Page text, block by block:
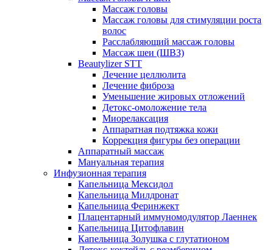
Массаж головы
Массаж головы для стимуляции роста
волос
Расслабляющий массаж головы
Массаж шеи (ШВЗ)
Beautylizer STT
Лечение целлюлита
Лечение фиброза
Уменьшение жировых отложений
Детокс-омоложение тела
Миорелаксация
Аппаратная подтяжка кожи
Коррекция фигуры без операции
Аппаратный массаж
Мануальная терапия
Инфузионная терапия
Капельница Мексидол
Капельница Милдронат
Капельница Феринжект
Плацентарный иммуномодулятор Лаеннек
Капельница Цитофлавин
Капельница Золушка с глутатионом